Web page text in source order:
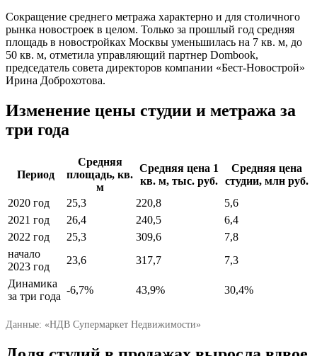
Сокращение среднего метража характерно и для столичного
рынка новостроек в целом. Только за прошлый год средняя
площадь в новостройках Москвы уменьшилась на 7 кв. м, до
50 кв. м, отметила управляющий партнер Dombook,
председатель совета директоров компании «Бест-Новострой»
Ирина Доброхотова.
Изменение цены студии и метража за
три года
Период
Средняя
площадь, кв.
м
Средняя цена 1
кв. м, тыс. руб.
Средняя цена
студии, млн руб.
2020 год
25,3 220,8
5,6
2021 год
26,4 240,5
6,4
2022 год
25,3 309,6
7,8
начало
2023 год
23,6 317,7
7,3
Динамика
за три года
-6,7% 43,9% 30,4%
Данные: «НДВ Супермаркет Недвижимости»